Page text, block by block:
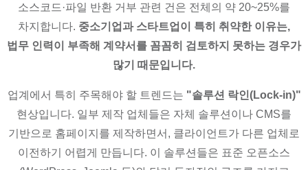
소스코드·파일 반환 거부 관련 건은 전체의 약 20~25%를
차지합니다. 중소기업과 스타트업이 특히 취약한 이유는,
법무 인력이 부족해 계약서를 꼼꼼히 검토하지 못하는 경우가
많기 때문입니다.
업계에서 특히 주목해야 할 트렌드는 "솔루션 락인(Lock-in)"
현상입니다. 일부 제작 업체들은 자체 솔루션이나 CMS를
기반으로 홈페이지를 제작하면서, 클라이언트가 다른 업체로
이전하기 어렵게 만듭니다. 이 솔루션들은 표준 오픈소스